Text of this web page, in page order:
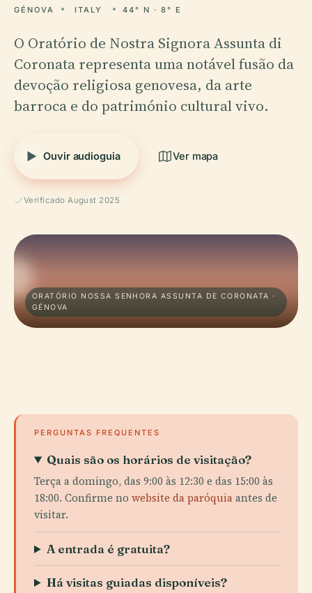
GÉNOVA ITALY 44° N · 8° E
O Oratório de Nostra Signora Assunta di
Coronata representa uma notável fusão da
devoção religiosa genovesa, da arte
barroca e do património cultural vivo.
Ouvir audioguia Ver mapa
Verificado August 2025
ORATÓRIO NOSSA SENHORA ASSUNTA DE CORONATA ·
GÉNOVA
PERGUNTAS FREQUENTES
Quais são os horários de visitação?
Terça a domingo, das 9:00 às 12:30 e das 15:00 às
18:00. Confirme no website da paróquiaantes de
visitar.
A entrada é gratuita?
Há visitas guiadas disponíveis?